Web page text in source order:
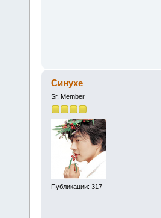
Синухе
Sr. Member
Публикации: 317